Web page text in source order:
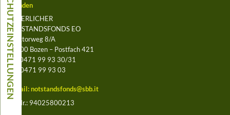
Spenden
BÄUERLICHER
NOTSTANDSFONDS EO
Leegtorweg 8/A
39100 Bozen – Postfach 421
Tel. 0471 99 93 30/31
Fax 0471 99 93 03
E-Mail: notstandsfonds@sbb.it
St.-Nr.: 94025800213